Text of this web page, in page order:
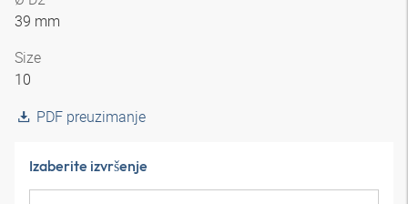
39 mm
Size
10
PDF preuzimanje
Izaberite izvršenje